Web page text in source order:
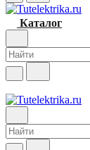
Каталог